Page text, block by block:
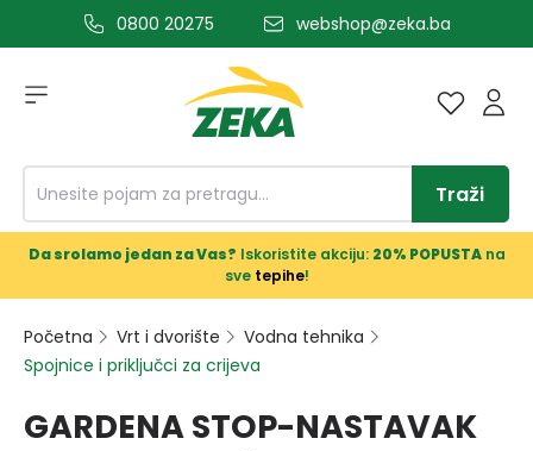
glavni sadržaj0800 20275 webshop@zeka.ba
Traži
Da srolamo jedan za Vas? Iskoristite akciju: 20% POPUSTAna
sve tepihe!
Početna Vrt i dvorište
Vodna tehnika
Spojnice i priključci za crijeva
GARDENA STOP-NASTAVAK